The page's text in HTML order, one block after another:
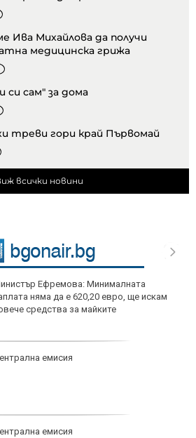
Ива Михайлова да получи
медицинска грижа
си сам" за дома
треви гори край Първомай
всички новини
Ефремова: Минималната
няма да е 620,20 евро, ще искам
средства за майките
емисия
емисия